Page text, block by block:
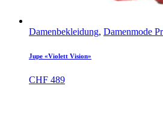
Damenbekleidung, Damenmode
Jupe «Violett Vision»
CHF 489